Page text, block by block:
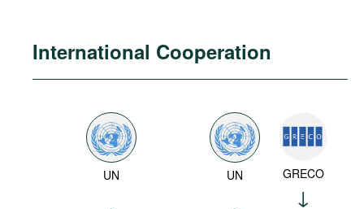
International Cooperation
UN UN GRECO